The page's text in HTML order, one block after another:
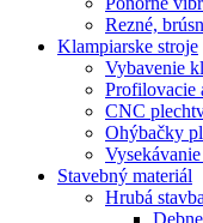
Rezné,
Klampiarske stroje
Vybavenie
Profilovacie
CNC
Ohýbačky
Stavebný materiál
Hrubá stavba